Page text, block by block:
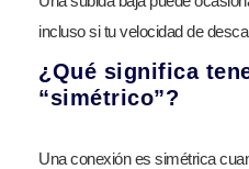
incluso si tu velocidad de
¿Qué significa
“simétrico”?
Una conexión es simétrica